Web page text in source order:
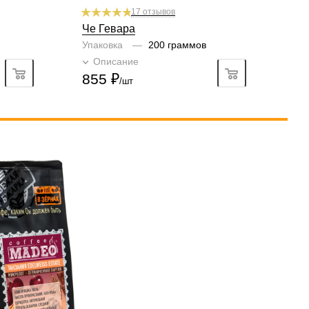
17 отзывов
Че Гевара
Упаковка —
200 граммов
Описание
855 ₽/шт
турка, френч-пресс,
кофемашина
средняя
кислинки
специи, виноград
3 4 5 6
2/6
3 4 5 6
3/6
2 3 4 5 6
4/6
3 4 5 6
5/6